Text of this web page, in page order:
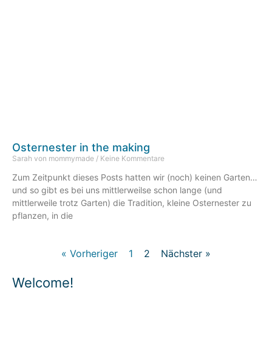
Welcome!
Osternester in the making
Sarah von mommymade Keine Kommentare
Zum Zeitpunkt dieses Posts hatten wir (noch) keinen Garten…
und so gibt es bei uns mittlerweilse schon lange (und
mittlerweile trotz Garten) die Tradition, kleine Osternester zu
pflanzen, in die
« Vorheriger 1 2 Nächster »